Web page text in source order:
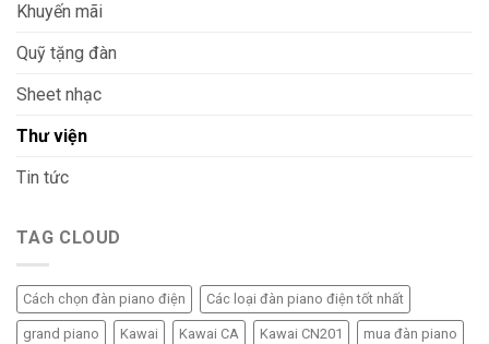
Khuyến mãi
Quỹ tặng đàn
Sheet nhạc
Thư viện
Tin tức
TAG CLOUD
Cách chọn đàn piano điện Các loại đàn piano điện tốt nhất
grand piano Kawai Kawai CA Kawai CN201 mua đàn piano